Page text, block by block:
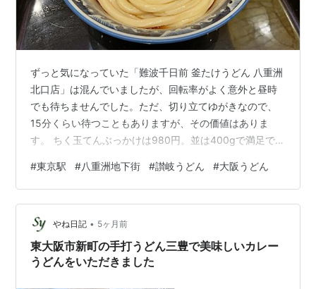
ずっと気になっていた「難波千日前 釜たけうどん 八重洲
北口店」は混んでいましたが、回転率がよく意外と昼時
でも待ちませんでした。ただ、切り立てゆがきなので、
15分くらい待つこともありますが、その価値はありま
す。 ちく玉てんぶっかけは980円。並は400gで満足でき
と。酸味を感じるダシが特徴的で、端が進みます。 ふに
ゅっとしつつ、コシがある麺。酸味の強いダシと合いま
す。天ぷらはサクサク。ちく天は大きく、半熟卵の天ぷ
らと単品でも満腹。レモンも名脇役。 大阪と讃岐ハイブ
リットですが、東京駅周辺で食べられるファストフード
としてハイレベルだと思います。東…
#東京駅 #八重洲地下街 #讃岐うどん #大阪うどん
やね日記 • 5ヶ月前
東大阪市新町の手打うどん三豊で美味しいカレー
うどんをいただきました